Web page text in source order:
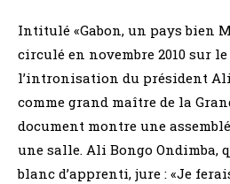
Intitulé «Gabon, un pays bien
circulé en novembre 2010 sur
l’intronisation du président Ali
comme grand maître de la
document montre une
une salle. Ali Bongo Ondimba,
blanc d’apprenti, jure : «Je